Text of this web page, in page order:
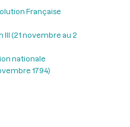
Française
III (21 novembre au 2
nationale
1794)